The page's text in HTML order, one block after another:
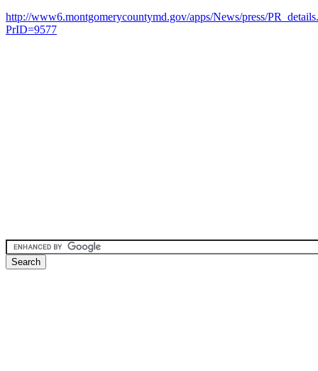
http://www6.montgomerycountymd.gov/apps/News/press/
PrID=9577